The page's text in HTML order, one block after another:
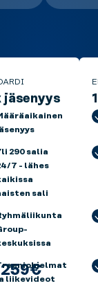
jäsenyys
259€
290 salia
7 - lähes
sali
liikevideot